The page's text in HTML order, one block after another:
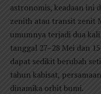
astronomis, keadaan ini
zenith atau transit zenit
umumnya terjadi dua
tanggal 27–28 Mei dan
dapat sedikit berubah
tahun kabisat,
dinamika orbit bumi.